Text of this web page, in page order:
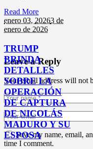
Read More
enero 03, 20263 de
enero de 2026
TRUMP
BRINDA
DETALLES
SOBRE LA
OPERACIÓN
DE CAPTURA
DE NICOLÁS
MADURO Y SU
ESPOSA
Leave a Reply
Your email address will not
Save my name, email,
time I comment.